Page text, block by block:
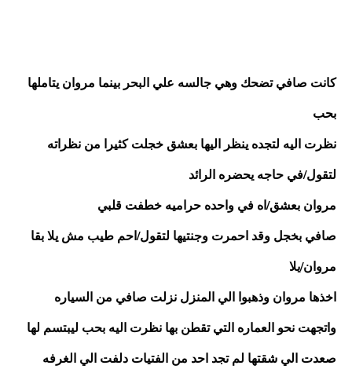
بحب
لتقول/في حاجه يحضره الرائد
مروان بعشق/اه في واحده حراميه خطفت قلبي
صافي بخجل وقد احمرت وجنتيها لتقول/احم طيب مش يلا بقا
مروان/يلا
واتجهت نحو العماره التي تقطن بها نظرت اليه بحب ليبتسم لها